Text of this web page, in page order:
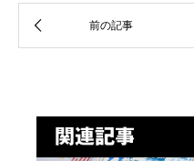
関連記事